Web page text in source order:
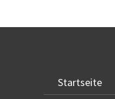
Startseite